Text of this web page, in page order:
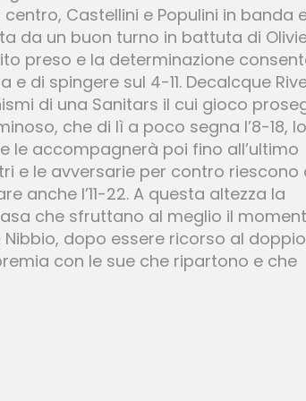
Castellini e Populini in banda
da un buon turno in battuta di
preso e la determinazione
di spingere sul 4-11. Decalcque
di una Sanitars il cui gioco
che di lì a poco segna l’8-18, lo
le accompagnerà poi fino all’ultimo
e le avversarie per contro riescono
anche l’11-22. A questa altezza la
che sfruttano al meglio il
dopo essere ricorso al doppio
con le sue che ripartono e che